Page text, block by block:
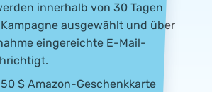
innerhalb von 30 Tagen
ausgewählt und über
eingereichte E-Mail-
50 $ Amazon-Geschenkkarte